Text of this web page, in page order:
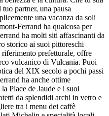
partner, una pausa
una vacanza da soli
Ferrand ha qualcosa per
ha molti siti affascinanti da
storico ai suoi pittoreschi
prefetturale, offre
vulcanico di Vulcania. Puoi
del XIX secolo a pochi passi
ha anche ottime
Place de Jaude e i suoi
da splendidi archi in vetro e
tra i menu dei caffè